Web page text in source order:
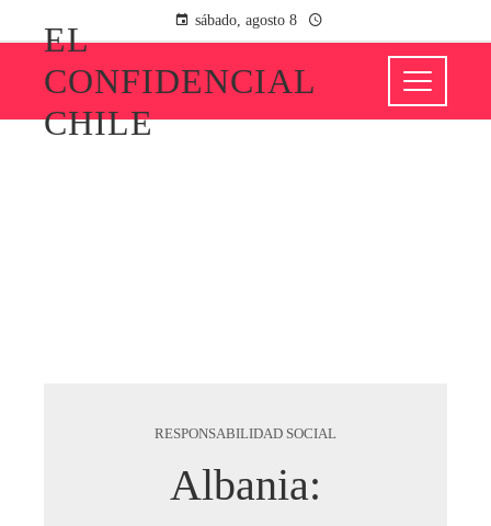
sábado, agosto 8
EL
CONFIDENCIAL
CHILE
RESPONSABILIDAD SOCIAL
Albania: